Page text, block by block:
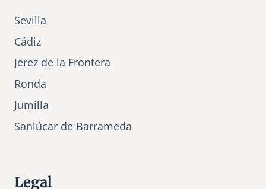
Sevilla
Cádiz
Jerez de la Frontera
Ronda
Jumilla
Sanlúcar de Barrameda
Legal